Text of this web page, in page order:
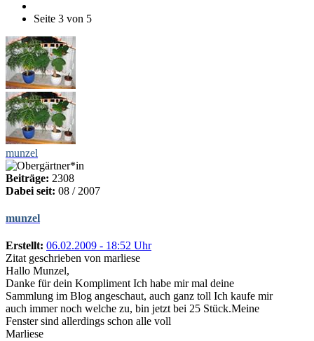
Seite 3 von 5
munzel
Beiträge: 2308
Dabei seit: 08 / 2007
munzel
Erstellt: 06.02.2009 - 18:52 Uhr
Zitat geschrieben von marliese
Hallo Munzel,
Danke für dein Kompliment Ich habe mir mal deine
Sammlung im Blog angeschaut, auch ganz toll Ich kaufe mir
auch immer noch welche zu, bin jetzt bei 25 Stück.Meine
Fenster sind allerdings schon alle voll
Marliese